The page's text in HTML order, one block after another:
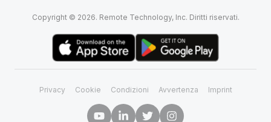
Copyright © 2026. Remote Technology, Inc. Diritti riservati.
Privacy Cookie Condizioni Avvertenza Imprint